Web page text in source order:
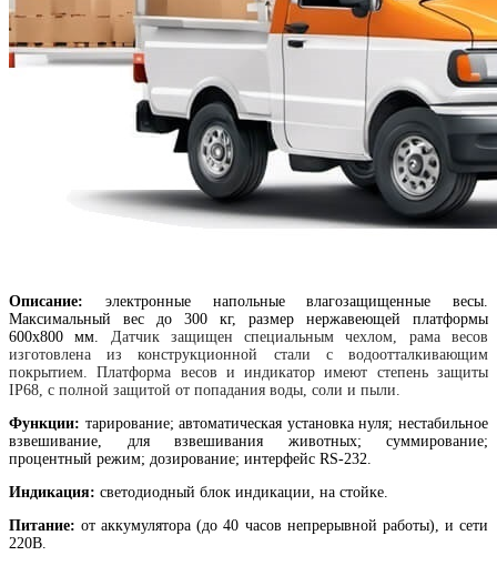
Описание: электронные напольные влагозащищенные весы.
Максимальный вес до 300 кг, размер нержавеющей платформы
600х800 мм. Датчик защищен специальным чехлом, рама весов
изготовлена из конструкционной стали с водоотталкивающим
покрытием. Платформа весов и индикатор имеют степень защиты
IP68, с полной защитой от попадания воды, соли и пыли.
Функции: тарирование; автоматическая установка нуля; нестабильное
взвешивание, для взвешивания животных; суммирование;
процентный режим; дозирование; интерфейс RS-232.
Индикация: светодиодный блок индикации, на стойке.
Питание: от аккумулятора (до 40 часов непрерывной работы), и сети
220В.